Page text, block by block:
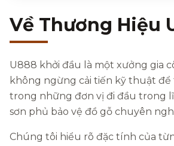
Về Thương Hiệu
U888 khởi đầu là một xưởng gia
không ngừng cải tiến kỹ thuật
trong những đơn vị đi đầu trong
sơn phủ bảo vệ đồ gỗ chuyên
Chúng tôi hiểu rõ đặc tính của